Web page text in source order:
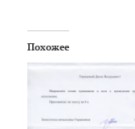
Похожее